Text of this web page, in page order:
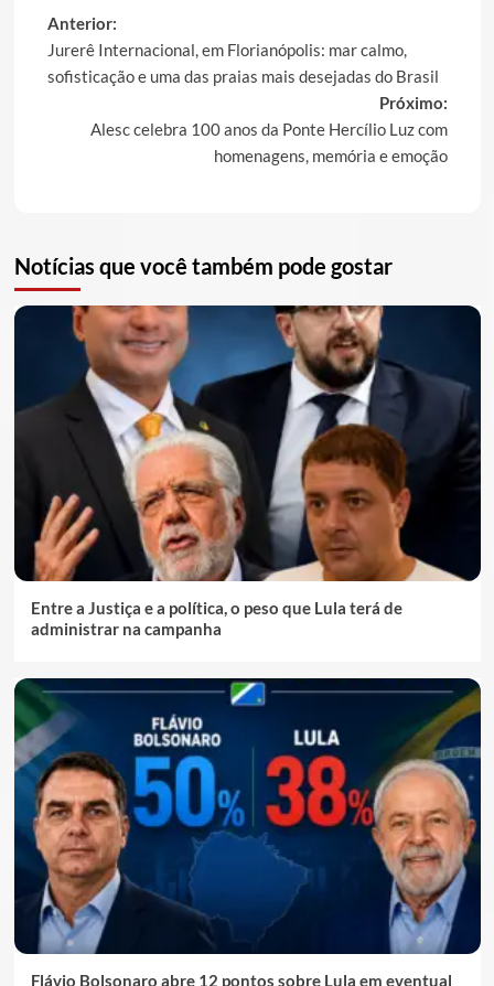
Post
navigation
Anterior:
Jurerê Internacional, em Florianópolis: mar calmo,
sofisticação e uma das praias mais desejadas do Brasil
Próximo:
Alesc celebra 100 anos da Ponte Hercílio Luz com
homenagens, memória e emoção
Notícias que você também pode gostar
Entre a Justiça e a política, o peso que Lula terá de
administrar na campanha
Flávio Bolsonaro abre 12 pontos sobre Lula em eventual